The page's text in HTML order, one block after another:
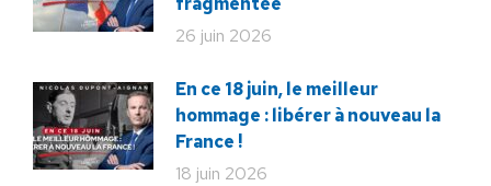
26 juin 2026
En ce 18 juin, le meilleur
hommage : libérer à nouveau la
France !
18 juin 2026